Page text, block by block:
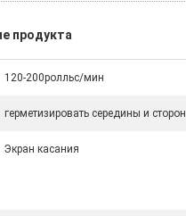
продукта
120-200ролльс/мин
герметизировать середины и сторон
Экран касания